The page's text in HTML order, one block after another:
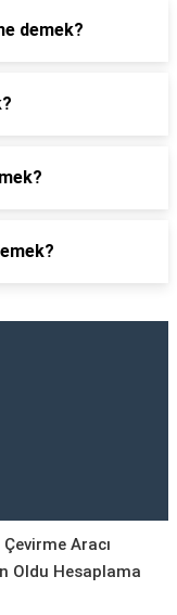
demek?
Aracı
Oldu Hesaplama